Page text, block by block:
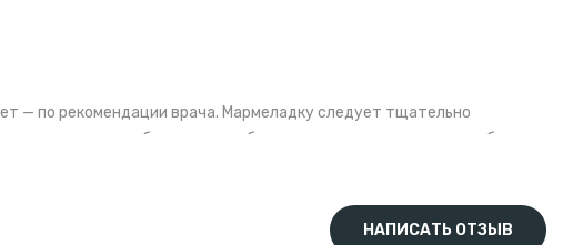
— по рекомендации врача. Мармеладку следует тщательно
педиатром, особенно если ребенок уже принимает другие добавки с
НАПИСАТЬ ОТЗЫВ